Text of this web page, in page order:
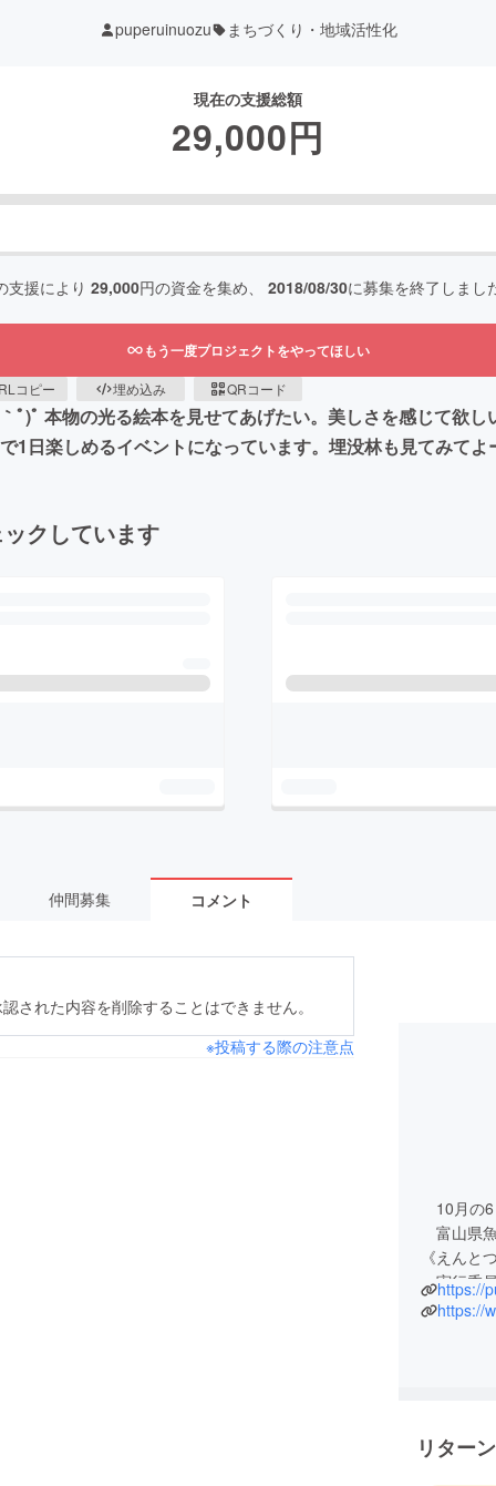
puperuinuozu まちづくり・地域活性化
現在の支援総額
29,000円
支援により 29,000円の資金を集め、 2018/08/30に募集を終了しまし
もう一度プロジェクトをやってほしい
コピー 埋め込み QRコード
)ﾟ 本物の光る絵本を見せてあげたい。美しさを感じて欲
1日楽しめるイベントになっています。埋没林も見てみてよ
クしています
仲間募集 コメント
された内容を削除することはできません。
※投稿する際の注意点
10月の6
富山県
《えんと
実行委
よろしく
https://
リター